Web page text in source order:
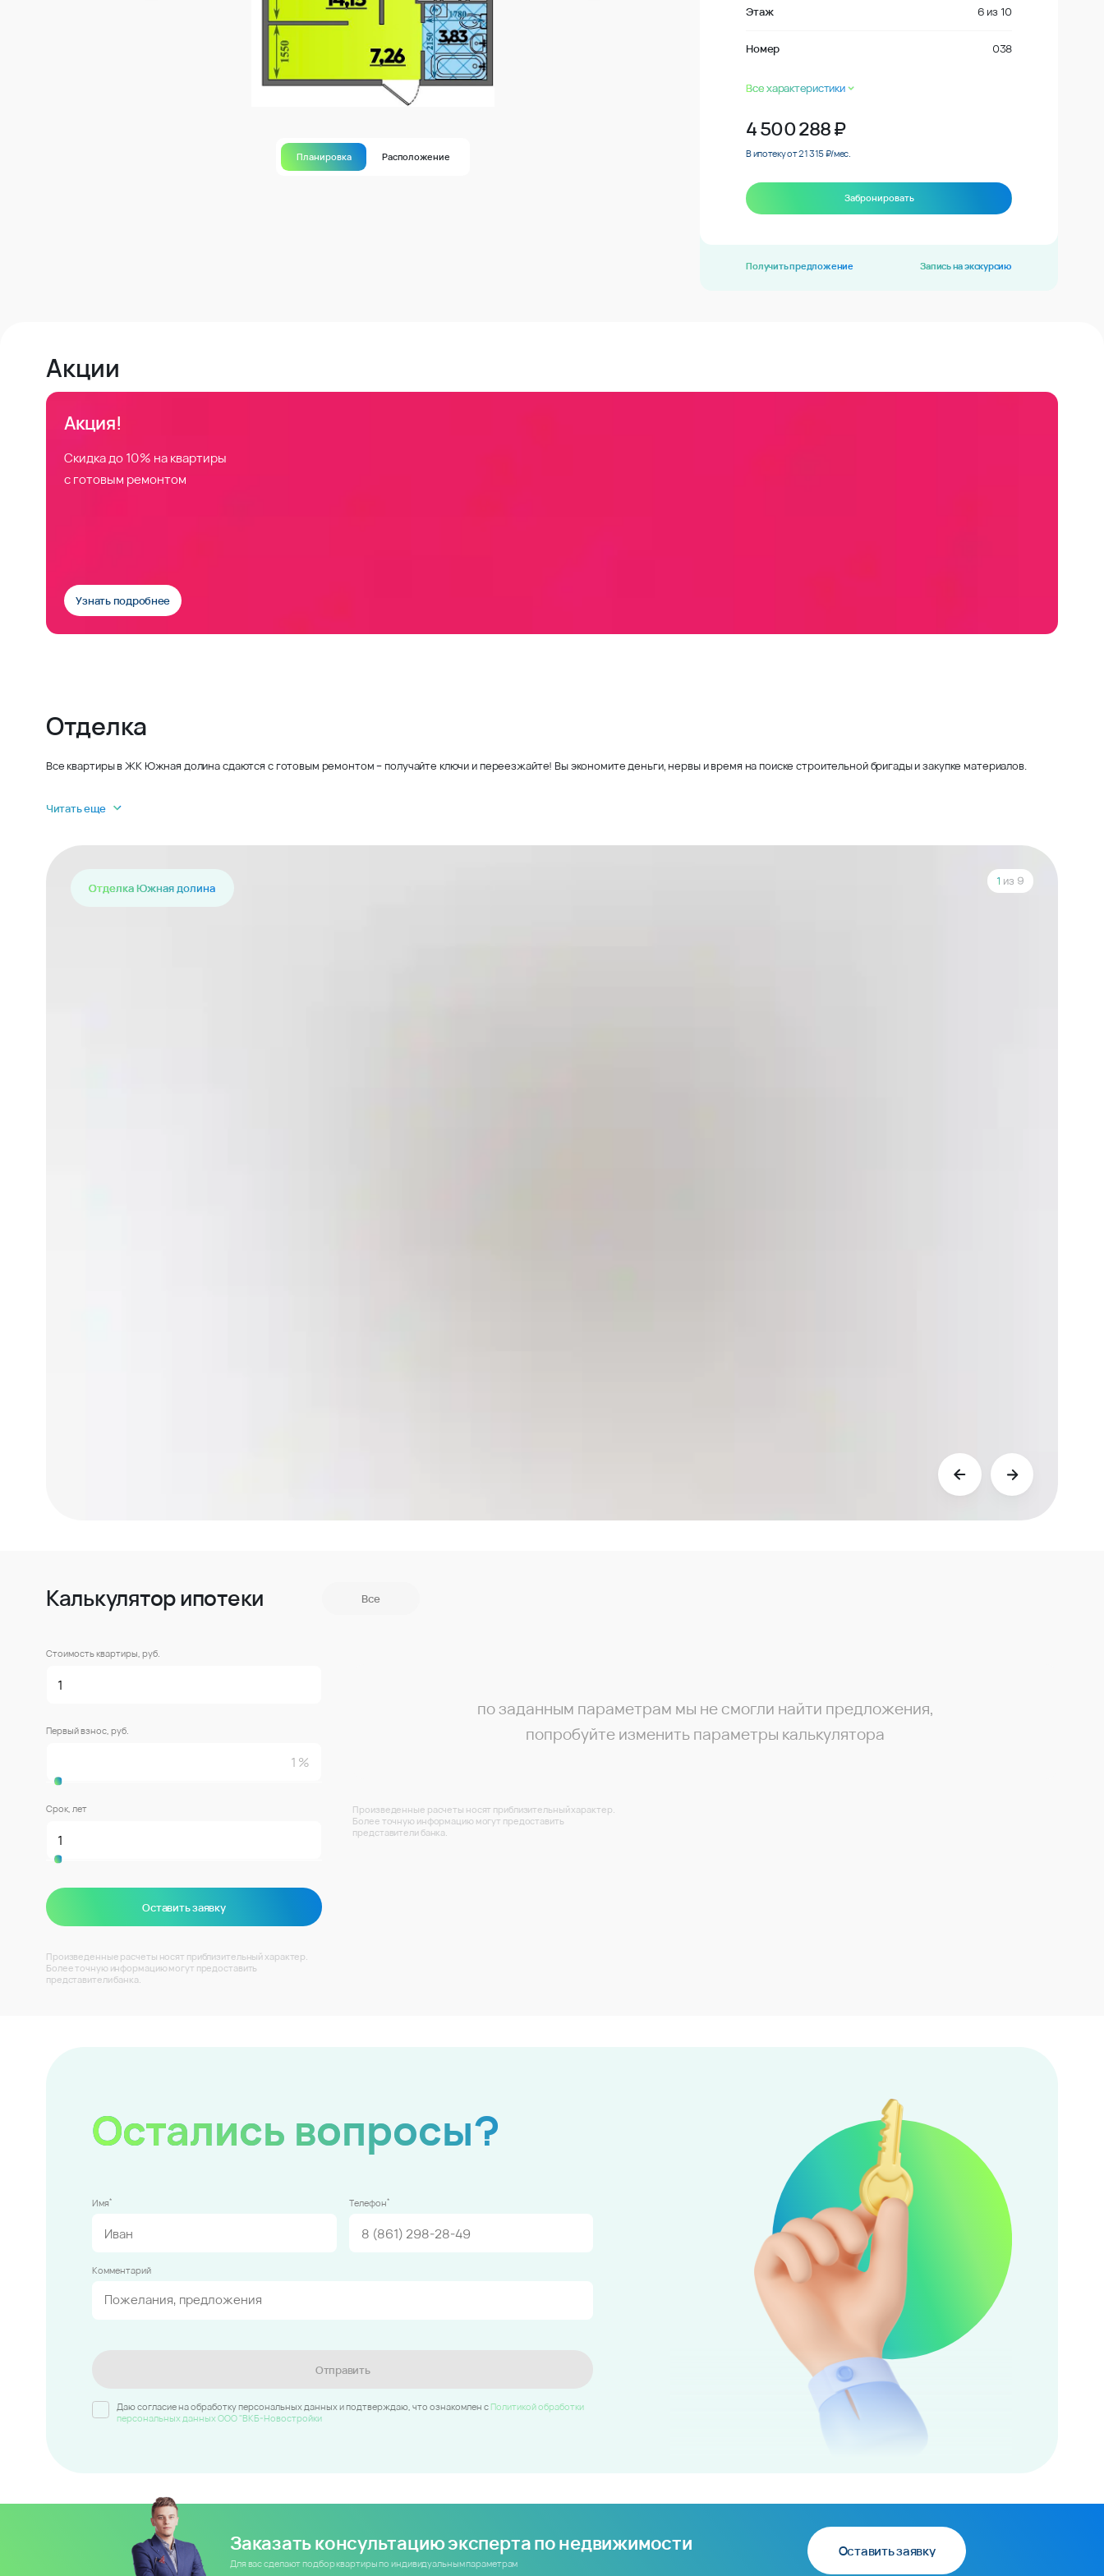
Планировка Расположение
Этаж 6 из 10
Номер 038
Все характеристики
4 500 288₽
В ипотеку от 21 315 ₽/мес.
Забронировать
Получить предложение Запись на экскурсию
Акции
Акция!
Скидка до 10% на квартиры
с готовым ремонтом
Узнать подробнее
Отделка
Все квартиры в ЖК Южная долина сдаются с готовым ремонтом – получайте ключи и переезжайте! Вы экономите деньги, нервы и время на поиске строительной бригады и закупке материалов.
Читать еще
Отделка Южная долина
1 из 9
Калькулятор ипотеки Все
Стоимость квартиры, руб.
Первый взнос, руб.
Срок, лет
Оставить заявку
Произведенные расчеты носят приблизительный характер.
Более точную информацию могут предоставить
представители банка.
по заданным параметрам мы не смогли найти предложения,
попробуйте изменить параметры калькулятора
Произведенные расчеты носят приблизительный характер.
Более точную информацию могут предоставить
представители банка.
Остались вопросы?
Имя* Телефон*
Комментарий
Отправить
Даю согласие на обработку персональных данных и подтверждаю, что ознакомлен c Политикой обработки
персональных данных ООО "ВКБ-Новостройки
Заказать консультацию эксперта по недвижимости
Для вас сделают подбор квартиры по индивидуальным параметрам
Оставить заявку